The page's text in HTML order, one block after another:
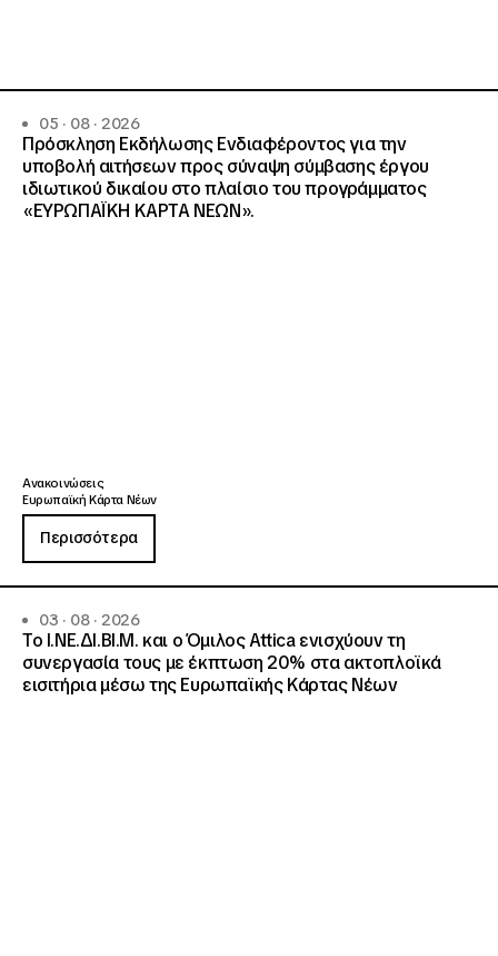
05 · 08 · 2026
Πρόσκληση Εκδήλωσης Ενδιαφέροντος για την
υποβολή αιτήσεων προς σύναψη σύμβασης έργου
ιδιωτικού δικαίου στο πλαίσιο του προγράμματος
«ΕΥΡΩΠΑΪΚΗ ΚΑΡΤΑ ΝΕΩΝ».
Ανακοινώσεις
Ευρωπαϊκή Κάρτα Νέων
Περισσότερα
03 · 08 · 2026
Το Ι.ΝΕ.ΔΙ.ΒΙ.Μ. και o Όμιλος Attica ενισχύουν τη
συνεργασία τους με έκπτωση 20% στα ακτοπλοϊκά
εισιτήρια μέσω της Ευρωπαϊκής Κάρτας Νέων